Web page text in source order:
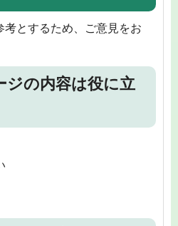
考とするため、ご意見をお
ジの内容は役に立